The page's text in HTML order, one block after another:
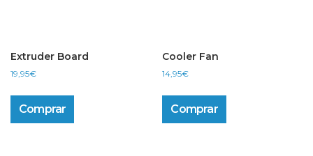
Extruder Board
19,95€
Comprar
Cooler Fan
14,95€
Comprar